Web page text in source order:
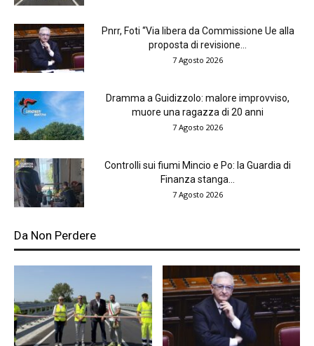
Pnrr, Foti “Via libera da Commissione Ue alla
proposta di revisione...
7 Agosto 2026
Dramma a Guidizzolo: malore improvviso,
muore una ragazza di 20 anni
7 Agosto 2026
Controlli sui fiumi Mincio e Po: la Guardia di
Finanza stanga...
7 Agosto 2026
Da Non Perdere